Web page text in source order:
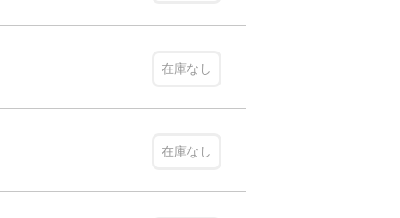
在庫なし
在庫なし